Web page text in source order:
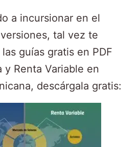
a incursionar en el
tal vez te
guías gratis en PDF
y Renta Variable en
descárgala gratis: